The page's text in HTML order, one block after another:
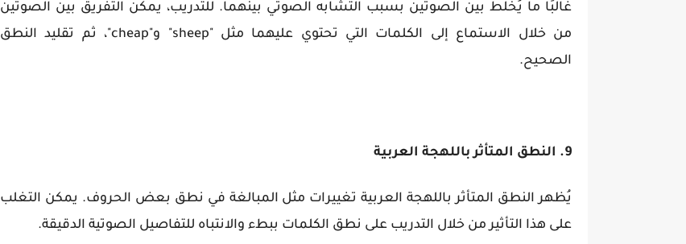
غالبًا ما يُخلط بين الصوتين بسبب التشابه الصوتي بينهما. للتدريب، يمكن التفريق بين الصوتين
من خلال الاستماع إلى الكلمات التي تحتوي عليهما مثل "sheep" و"cheap"، ثم تقليد النطق
الصحيح.
9. النطق المتأثر باللهجة العربية
يُظهر النطق المتأثر باللهجة العربية تغييرات مثل المبالغة في نطق بعض الحروف. يمكن التغلب
على هذا التأثير من خلال التدريب على نطق الكلمات ببطء والانتباه للتفاصيل الصوتية الدقيقة.